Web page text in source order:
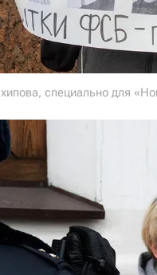
специально для